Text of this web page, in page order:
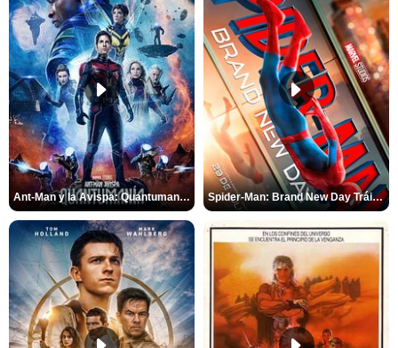
Ant-Man y la Avispa: Quantumanía Tráiler (2) Spider-Man: Brand New Day Tráiler (3)